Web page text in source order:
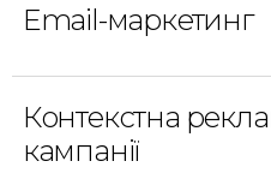
Email-маркетинг
Контекстна
кампанії